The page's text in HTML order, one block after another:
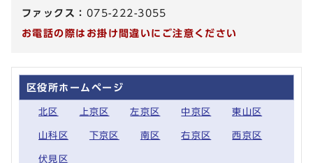
ファックス： 075-222-3055
お電話の際はお掛け間違いにご注意ください
区役所ホームページ
北区 上京区 左京区 中京区 東山区
山科区 下京区 南区 右京区 西京区
伏見区